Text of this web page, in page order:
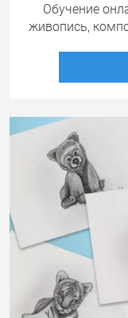
Обучение
живопись,